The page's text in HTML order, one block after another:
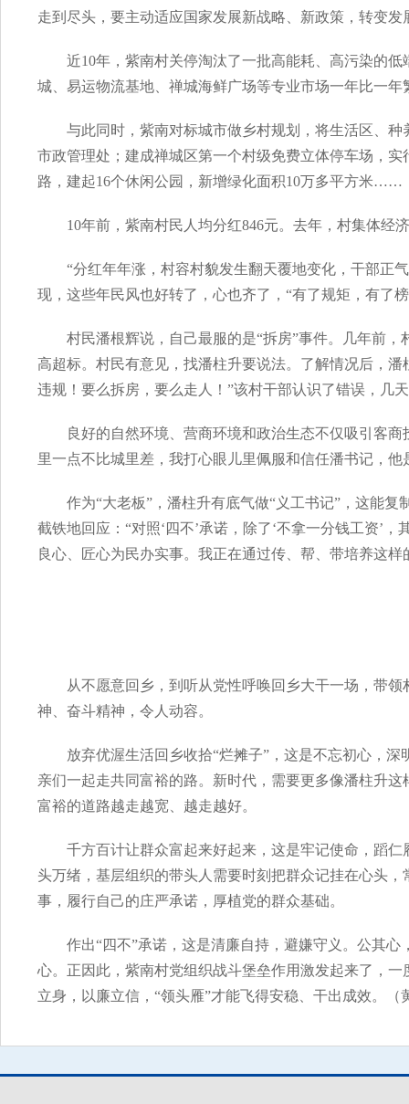
走到尽头，要主动适应国家发展新战略、新政策，转变发
近10年，紫南村关停淘汰了一批高能耗、高污染的
城、易运物流基地、禅城海鲜广场等专业市场一年比一
与此同时，紫南对标城市做乡村规划，将生活区、
市政管理处；建成禅城区第一个村级免费立体停车场，
路，建起16个休闲公园，新增绿化面积10万多平方米……
10年前，紫南村民人均分红846元。去年，村集体经
“分红年年涨，村容村貌发生翻天覆地变化，干部正
现，这些年民风也好转了，心也齐了，“有了规矩，有了
村民潘根辉说，自己最服的是“拆房”事件。几年前
高超标。村民有意见，找潘柱升要说法。了解情况后，
违规！要么拆房，要么走人！”该村干部认识了错误，几
良好的自然环境、营商环境和政治生态不仅吸引客
里一点不比城里差，我打心眼儿里佩服和信任潘书记，
作为“大老板”，潘柱升有底气做“义工书记”，这能
截铁地回应：“对照‘四不’承诺，除了‘不拿一分钱工资’
良心、匠心为民办实事。我正在通过传、帮、带培养这样
从不愿意回乡，到听从党性呼唤回乡大干一场，带
神、奋斗精神，令人动容。
放弃优渥生活回乡收拾“烂摊子”，这是不忘初心，
亲们一起走共同富裕的路。新时代，需要更多像潘柱升
富裕的道路越走越宽、越走越好。
千方百计让群众富起来好起来，这是牢记使命，蹈
头万绪，基层组织的带头人需要时刻把群众记挂在心头
事，履行自己的庄严承诺，厚植党的群众基础。
作出“四不”承诺，这是清廉自持，避嫌守义。公其
心。正因此，紫南村党组织战斗堡垒作用激发起来了，
立身，以廉立信，“领头雁”才能飞得安稳、干出成效。（